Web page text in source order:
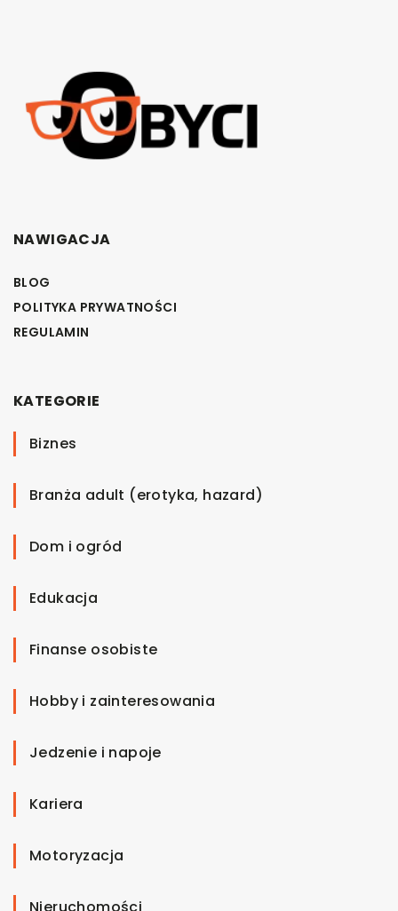
NAWIGACJA
BLOG
POLITYKA PRYWATNOŚCI
REGULAMIN
KATEGORIE
Biznes
Branża adult (erotyka, hazard)
Dom i ogród
Edukacja
Finanse osobiste
Hobby i zainteresowania
Jedzenie i napoje
Kariera
Motoryzacja